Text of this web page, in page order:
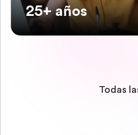
25+ años
Todas